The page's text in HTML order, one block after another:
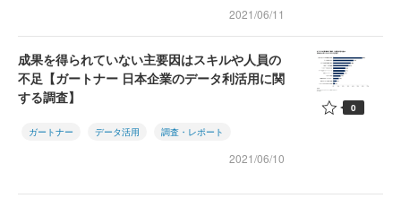
2021/06/11
成果を得られていない主要因はスキルや人員の
不足【ガートナー 日本企業のデータ利活用に関
する調査】
ガートナー データ活用 調査・レポート
2021/06/10
0